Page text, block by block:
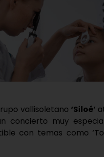
vallisoletano ‘Siloé’
concierto muy
con temas como